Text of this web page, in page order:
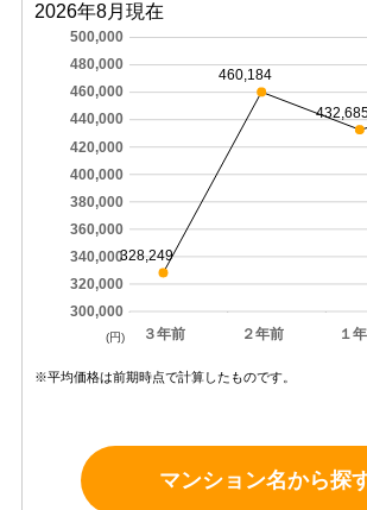
2026年8月現在
３年前 ２年前 １
300,000
320,000
340,000
360,000
380,000
400,000
420,000
440,000
460,000
480,000
500,000
328,249
460,184
(円)
※平均価格は前期時点で計算したものです。
マンション名から探